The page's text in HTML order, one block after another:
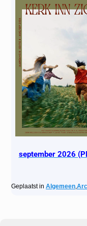
september 2026
Geplaatst in Algemeen